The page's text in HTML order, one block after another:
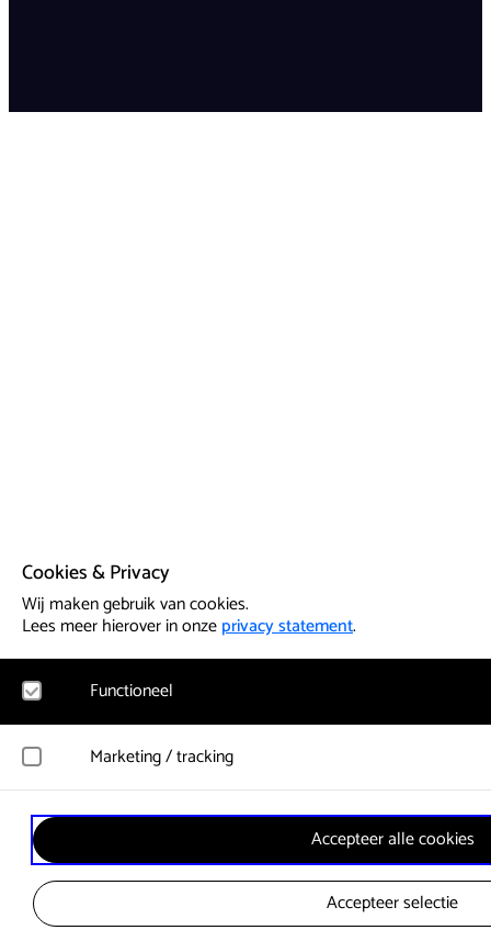
Cookies & Privacy
Wij maken gebruik van cookies.
Lees meer hierover in onzeprivacy statement.
Functioneel
Noodzakelijk
cookies geplaatst. Hierbij worden geen persoonsgegevens
Google Analytics
Bezoekersstatistieken en gebruik van de website worden
Marketing / tracking
YouTube
Registreert klikgedrag, bekeken video’s en aangepaste
gebruikersgedrag wordt gebruikt voor advertenties.
Accepteer alle cookies
Accepteer selectie